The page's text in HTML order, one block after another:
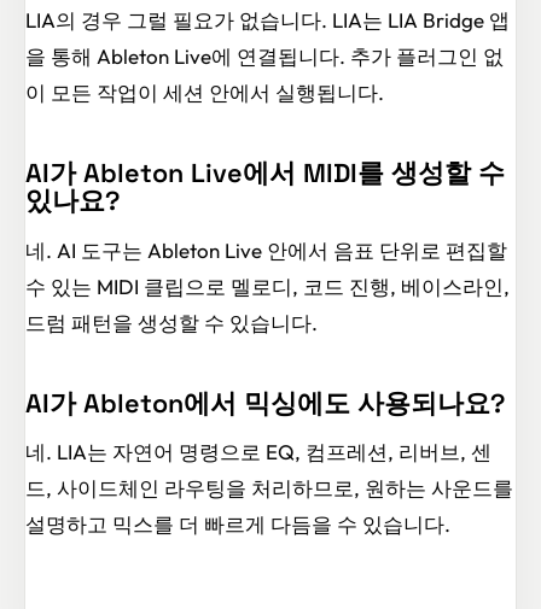
LIA의 경우 그럴 필요가 없습니다. LIA는 LIA Bridge 앱
을 통해 Ableton Live에 연결됩니다. 추가 플러그인 없
이 모든 작업이 세션 안에서 실행됩니다.
AI가 Ableton Live에서 MIDI를 생성할 수
있나요?
네. AI 도구는 Ableton Live 안에서 음표 단위로 편집할
수 있는 MIDI 클립으로 멜로디, 코드 진행, 베이스라인,
드럼 패턴을 생성할 수 있습니다.
AI가 Ableton에서 믹싱에도 사용되나요?
네. LIA는 자연어 명령으로 EQ, 컴프레션, 리버브, 센
드, 사이드체인 라우팅을 처리하므로, 원하는 사운드를
설명하고 믹스를 더 빠르게 다듬을 수 있습니다.